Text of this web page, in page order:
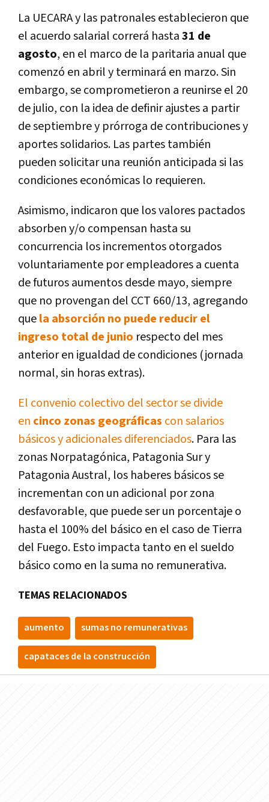
La UECARA y las patronales establecieron que
el acuerdo salarial correrá hasta31 de
agosto, en el marco de la paritaria anual que
comenzó en abril y terminará en marzo. Sin
embargo, se comprometieron a reunirse el 20
de julio, con la idea de definir ajustes a partir
de septiembre y prórroga de contribuciones y
aportes solidarios. Las partes también
pueden solicitar una reunión anticipada si las
condiciones económicas lo requieren.
Asimismo, indicaron que los valores pactados
absorben y/o compensan hasta su
concurrencia los incrementos otorgados
voluntariamente por empleadores a cuenta
de futuros aumentos desde mayo, siempre
que no provengan del CCT 660/13, agregando
quela absorción no puede reducir el
ingreso total de junio respecto del mes
anterior en igualdad de condiciones (jornada
normal, sin horas extras).
El convenio colectivo del sector se divide
en cinco zonas geográficas con salarios
básicos y adicionales diferenciados. Para las
zonas Norpatagónica, Patagonia Sur y
Patagonia Austral, los haberes básicos se
incrementan con un adicional por zona
desfavorable, que puede ser un porcentaje o
hasta el 100% del básico en el caso de Tierra
del Fuego. Esto impacta tanto en el sueldo
básico como en la suma no remunerativa.
TEMAS RELACIONADOS
aumento sumas no remunerativas
capataces de la construcción